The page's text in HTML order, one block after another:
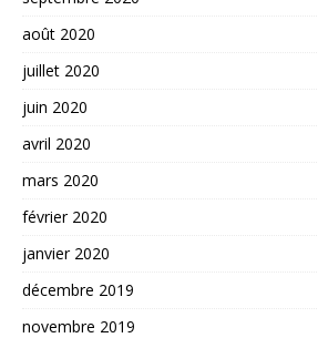
août 2020
juillet 2020
juin 2020
avril 2020
mars 2020
février 2020
janvier 2020
décembre 2019
novembre 2019